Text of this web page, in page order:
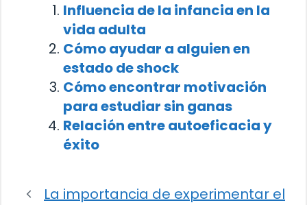
Influencia de la infancia en la
vida adulta
Cómo ayudar a alguien en
estado de shock
Cómo encontrar motivación
para estudiar sin ganas
Relación entre autoeficacia y
éxito
La importancia de experimentar el